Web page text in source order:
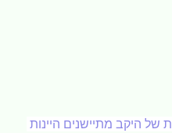
של היקב מתיישנים היינות